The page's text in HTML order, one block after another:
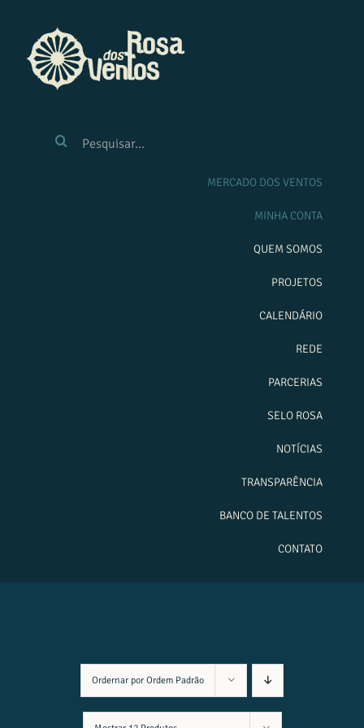
conteúdo
RESULTADOS
MERCADO DOS VENTOS
MINHA CONTA
QUEM SOMOS
PROJETOS
CALENDÁRIO
REDE
PARCERIAS
SELO ROSA
NOTÍCIAS
TRANSPARÊNCIA
BANCO DE TALENTOS
CONTATO
Ordernar por Ordem Padrão